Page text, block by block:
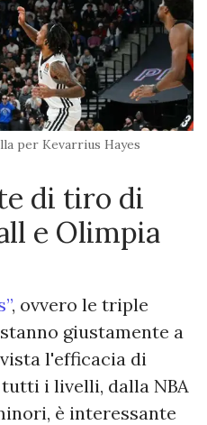
per Kevarrius Hayes
di tiro di
e Olimpia
, ovvero le triple
giustamente a
l'efficacia di
i livelli, dalla NBA
è interessante